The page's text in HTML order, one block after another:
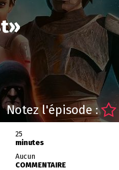
»
Notez l'épisode :
25
minutes
Aucun
COMMENTAIRE